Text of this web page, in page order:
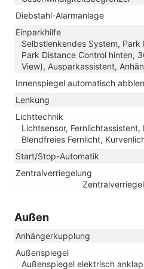
Diebstahl-Alarmanlage
Einparkhilfe
Selbstlenkendes System, Park
Park Distance Control hinten,
View), Ausparkassistent,
Innenspiegel automatisch
Lenkung
Lichttechnik
Lichtsensor, Fernlichtassistent,
Blendfreies Fernlicht,
Start/Stop-Automatik
Zentralverriegelung
Außen
Anhängerkupplung
Außenspiegel
Außenspiegel elektrisch